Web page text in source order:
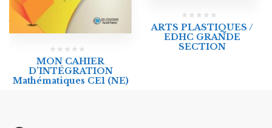
MON CAHIER
D’INTÉGRATION
Mathématiques CE1 (NE)
ARTS PLASTIQUES /
EDHC GRANDE
SECTION